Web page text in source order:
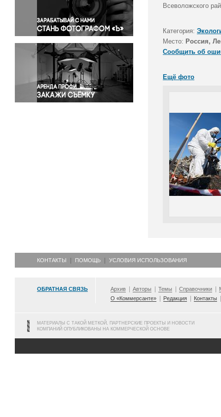
Правосудие
Происшествия и конфликты
Религия
Светская жизнь
Спорт
Экология
Экономика и бизнес
Всеволожского
Категория:
Место: Россия,
Сообщить об
Ещё фото
КОНТАКТЫ ПОМОЩЬ УСЛОВИЯ ИСПОЛЬЗОВАНИЯ
ОБРАТНАЯ СВЯЗЬ Архив Авторы Темы Справочники
О «Коммерсанте»
Редакция Контакты
МАТЕРИАЛЫ С ТАКОЙ МЕТКОЙ, ПАРТНЕРСКИЕ ПРОЕКТЫ И НОВОСТИ
КОМПАНИЙ ОПУБЛИКОВАНЫ НА КОММЕРЧЕСКОЙ ОСНОВЕ